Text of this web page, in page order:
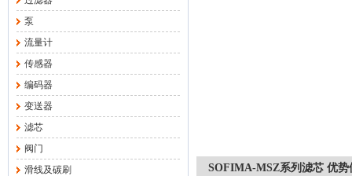
泵
流量计
传感器
编码器
变送器
滤芯
阀门
滑线及碳刷
SOFIMA-MSZ系列滤芯 优势